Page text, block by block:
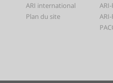
ARI international
Plan du site